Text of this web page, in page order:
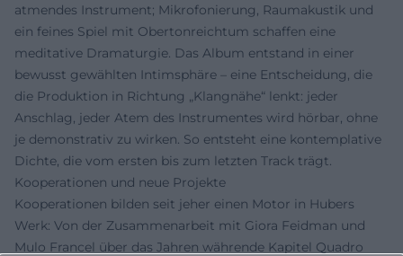
atmendes Instrument; Mikrofonierung, Raumakustik und
ein feines Spiel mit Obertonreichtum schaffen eine
meditative Dramaturgie. Das Album entstand in einer
bewusst gewählten Intimsphäre – eine Entscheidung, die
die Produktion in Richtung „Klangnähe“ lenkt: jeder
Anschlag, jeder Atem des Instrumentes wird hörbar, ohne
je demonstrativ zu wirken. So entsteht eine kontemplative
Dichte, die vom ersten bis zum letzten Track trägt.
Kooperationen und neue Projekte
Kooperationen bilden seit jeher einen Motor in Hubers
Werk: Von der Zusammenarbeit mit Giora Feidman und
Mulo Francel über das Jahren währende Kapitel Quadro